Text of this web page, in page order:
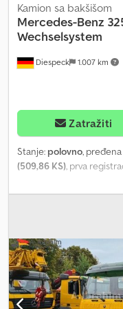
Diespeck 1.007 km
Kamion sa bakšišom
Mercedes-Benz
Wechselsystem
Zatražiti
Stanje: polovno,
(509,86 KS), prva
,
315/80 R22,5,
parkiranje, kontrola
tempomat, vučna
Zapremina motora
Hidraulika (pomoćni
Nosivost 17.500 kg